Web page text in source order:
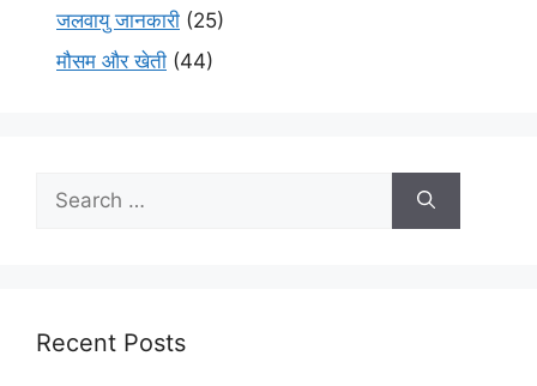
जलवायु जानकारी (25)
मौसम और खेती (44)
Recent Posts